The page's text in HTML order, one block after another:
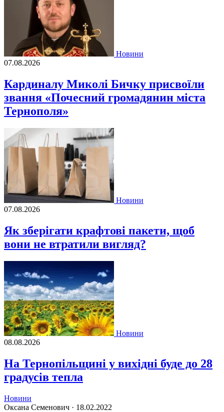
Новини
07.08.2026
Кардиналу Миколі Бичку присвоїли
звання «Почесний громадянин міста
Тернополя»
Новини
07.08.2026
Як зберігати крафтові пакети, щоб
вони не втратили вигляд?
Новини
08.08.2026
На Тернопільщині у вихідні буде до 28
градусів тепла
Новини
Оксана Семенович · 18.02.2022